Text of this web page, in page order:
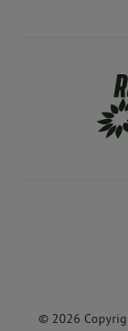
© 2026